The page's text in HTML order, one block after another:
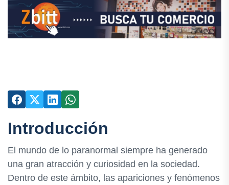
Introducción
El mundo de lo paranormal siempre ha generado
una gran atracción y curiosidad en la sociedad.
Dentro de este ámbito, las apariciones y fenómenos